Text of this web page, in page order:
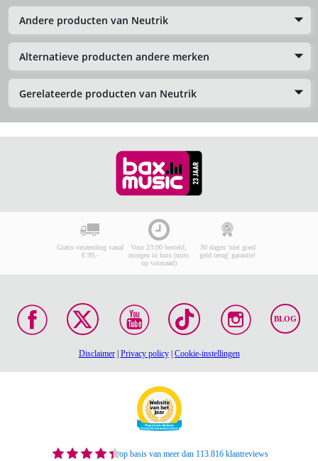
Andere producten van Neutrik
Alternatieve producten andere merken
Gerelateerde producten van Neutrik
Gratis verzending vanaf
€ 99,-
Voor 23:00 besteld,
morgen in huis (mits
op voorraad)
30 dagen 'niet goed
geld terug' garantie!
BLOG
Disclaimer| Privacy policy| Cookie-instellingen
op basis van meer dan 113.816 klantreviews